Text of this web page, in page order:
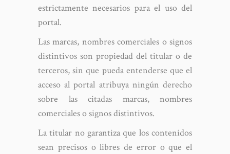
estrictamente necesarios para el uso del
portal.
Las marcas, nombres comerciales o signos
distintivos son propiedad del titular o de
terceros, sin que pueda entenderse que el
acceso al portal atribuya ningún derecho
sobre las citadas marcas, nombres
comerciales o signos distintivos.
La titular no garantiza que los contenidos
sean precisos o libres de error o que el